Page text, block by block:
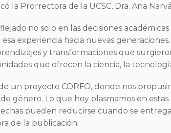
la Prorrectora de la UCSC, Dra. Ana
no solo en las decisiones
experiencia hacia nuevas
y transformaciones que
que ofrecen la ciencia, la
un proyecto CORFO, donde nos
género. Lo que hoy plasmamos en
pueden reducirse cuando se
de la publicación.